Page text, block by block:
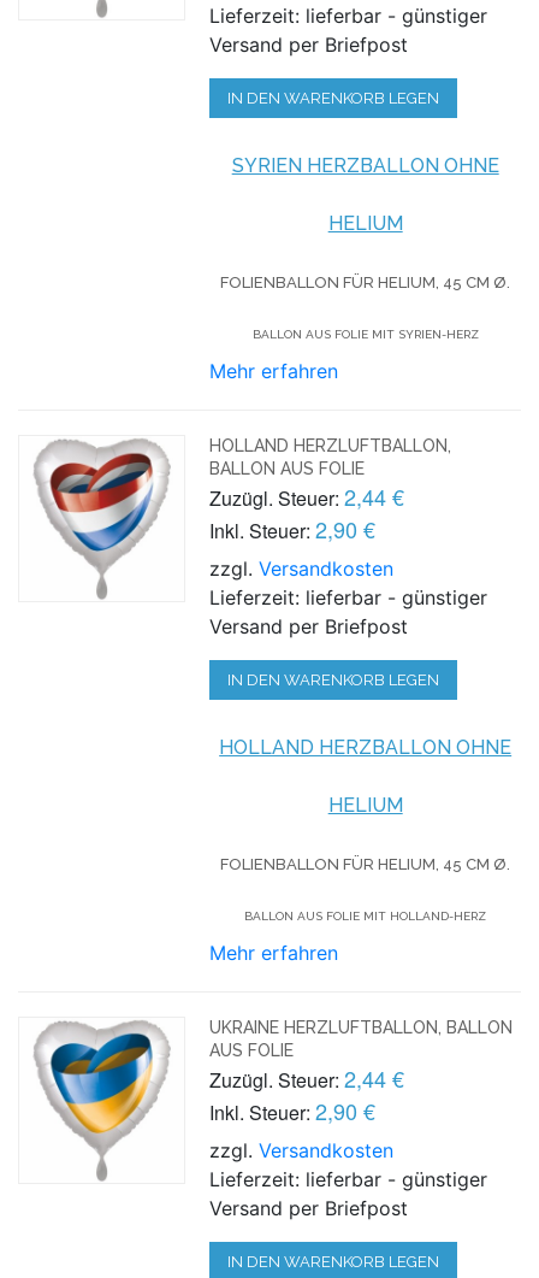
Lieferzeit: lieferbar - günstiger
Versand per Briefpost
IN DEN WARENKORB LEGEN
SYRIEN HERZBALLON OHNE
HELIUM
FOLIENBALLON FÜR HELIUM, 45 CM Ø.
BALLON AUS FOLIE MIT SYRIEN-HERZ
Mehr erfahren
HOLLAND HERZLUFTBALLON,
BALLON AUS FOLIE
Zuzügl. Steuer: 2,44 €
Inkl. Steuer: 2,90 €
zzgl.Versandkosten
Lieferzeit: lieferbar - günstiger
Versand per Briefpost
IN DEN WARENKORB LEGEN
HOLLAND HERZBALLON OHNE
HELIUM
FOLIENBALLON FÜR HELIUM, 45 CM Ø.
BALLON AUS FOLIE MIT HOLLAND-HERZ
Mehr erfahren
UKRAINE HERZLUFTBALLON, BALLON
AUS FOLIE
Zuzügl. Steuer: 2,44 €
Inkl. Steuer: 2,90 €
zzgl.Versandkosten
Lieferzeit: lieferbar - günstiger
Versand per Briefpost
IN DEN WARENKORB LEGEN